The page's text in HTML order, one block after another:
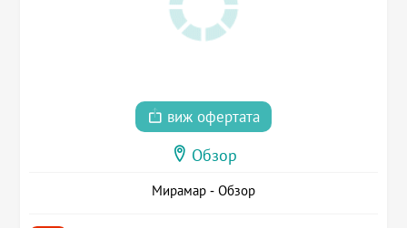
виж офертата
Обзор
Мирамар - Обзор